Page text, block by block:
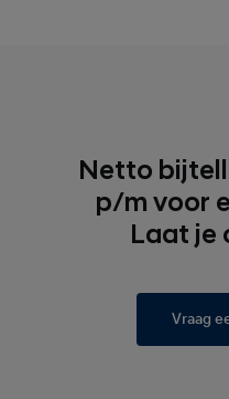
Netto
p/m voor
Laat je
Vraag